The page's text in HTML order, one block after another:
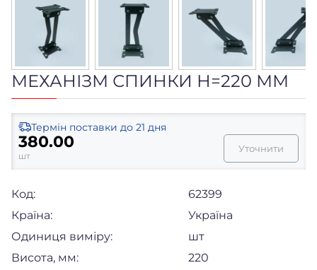
МЕХАНІЗМ СПИНКИ Н=220 ММ
Термін поставки до 21 дня
380.00
шт
Уточнити
Код:
62399
Країна:
Україна
Одиниця виміру:
шт
Висота, мм:
220